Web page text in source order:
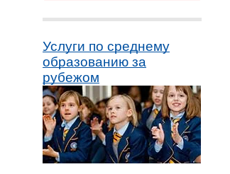
Услуги по среднему
образованию за
рубежом